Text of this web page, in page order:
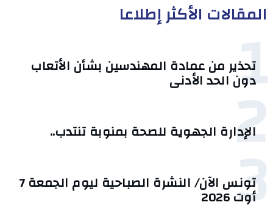
المقالات الأكثر إطلاعا
1
تحذير من عمادة المهندسين بشأن الأتعاب
دون الحد الأدنى
2
الإدارة الجهوية للصحة بمنوبة تنتدب..
3 تونس الآن/ النشرة الصباحية ليوم الجمعة 7
أوت 2026